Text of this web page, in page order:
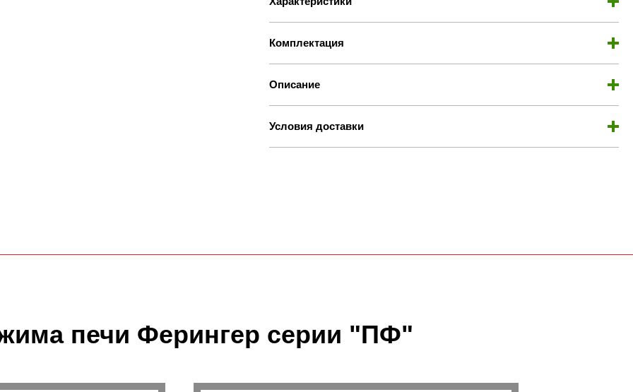
Комплектация
Описание
Условия доставки
печи Ферингер серии "ПФ"